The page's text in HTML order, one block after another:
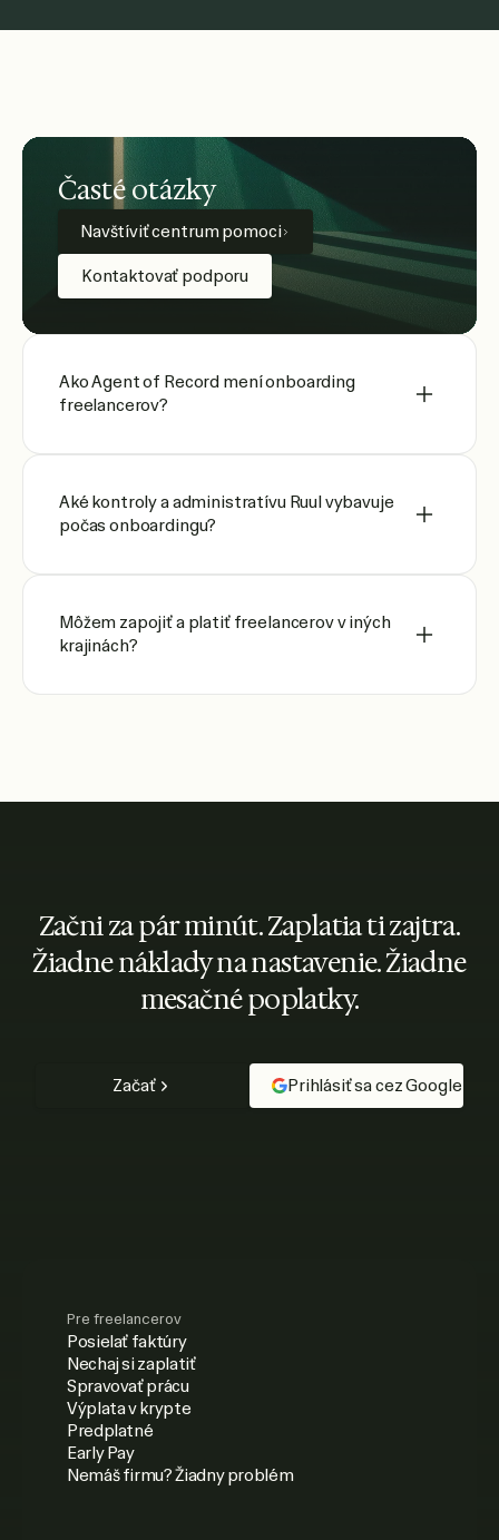
Časté otázky
Navštíviť centrum pomoci
Kontaktovať podporu
Ako Agent of Record mení onboarding
freelancerov?
Aké kontroly a administratívu Ruul vybavuje
počas onboardingu?
Môžem zapojiť a platiť freelancerov v iných
krajinách?
Začni za pár minút. Zaplatia ti zajtra.
Žiadne náklady na nastavenie. Žiadne
mesačné poplatky.
Začať Prihlásiť sa cez Google
Pre freelancerov
Posielať faktúry
Nechaj si zaplatiť
Spravovať prácu
Výplata v krypte
Predplatné
Early Pay
Nemáš firmu? Žiadny problém